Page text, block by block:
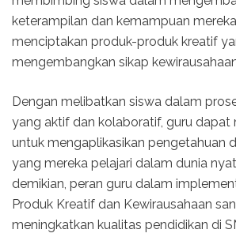
keterampilan dan kemampuan
menciptakan produk-produk kreatif
mengembangkan sikap
Dengan melibatkan siswa dalam
yang aktif dan kolaboratif, guru dapat
untuk mengaplikasikan pengetahuan
yang mereka pelajari dalam dunia
demikian, peran guru dalam
Produk Kreatif dan Kewirausahaan
meningkatkan kualitas pendidikan di